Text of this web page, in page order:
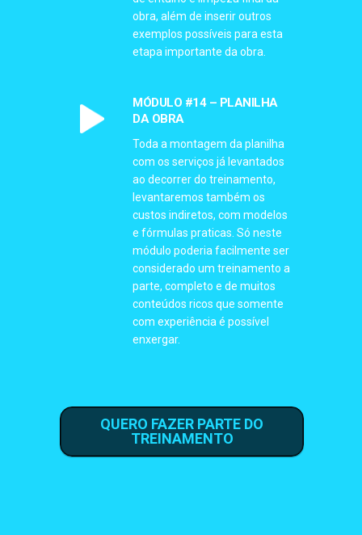
obra, além de inserir outros
exemplos possíveis para esta
etapa importante da obra.
MÓDULO #14 – PLANILHA
DA OBRA
Toda a montagem da planilha
com os serviços já levantados
ao decorrer do treinamento,
levantaremos também os
custos indiretos, com modelos
e fórmulas praticas. Só neste
módulo poderia facilmente ser
considerado um treinamento a
parte, completo e de muitos
conteúdos ricos que somente
com experiência é possível
enxergar.
QUERO FAZER PARTE DO
TREINAMENTO